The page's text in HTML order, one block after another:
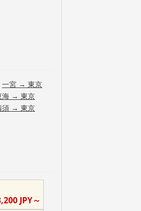
一宮 → 東京
海 → 東京
須 → 東京
JPY～